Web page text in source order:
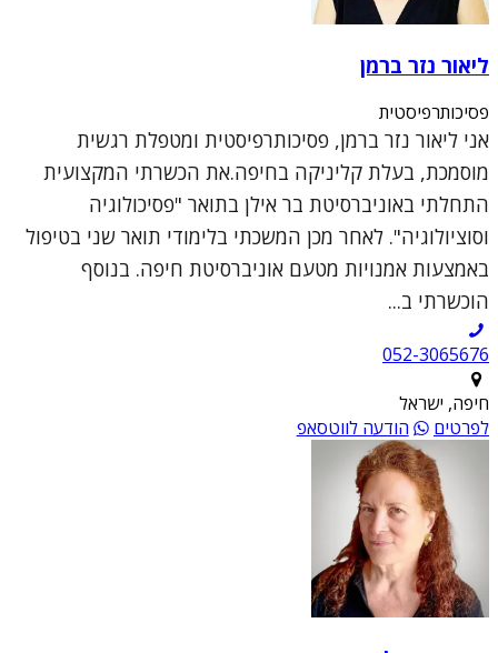
ליאור נזר ברמן
פסיכותרפיסטית
אני ליאור נזר ברמן, פסיכותרפיסטית ומטפלת רגשית
מוסמכת, בעלת קליניקה בחיפה.את הכשרתי המקצועית
התחלתי באוניברסיטת בר אילן בתואר "פסיכולוגיה
וסוציולוגיה". לאחר מכן המשכתי בלימודי תואר שני בטיפול
באמצעות אמנויות מטעם אוניברסיטת חיפה. בנוסף
הוכשרתי ב...
052-3065676
חיפה, ישראל
לפרטים
הודעה לווטסאפ